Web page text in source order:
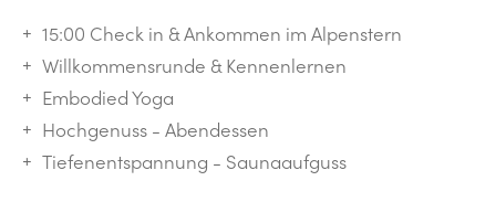
15:00 Check in & Ankommen im Alpenstern
Willkommensrunde & Kennenlernen
Embodied Yoga
Hochgenuss - Abendessen
Tiefenentspannung - Saunaaufguss